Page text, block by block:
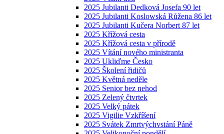
2025 Jubilanti Dedková Josefa 90 let
2025 Jubilanti Koslowská Růžena 86 let
2025 Jubilanti Kučera Norbert 87 let
2025 Křížová cesta
2025 Křížová cesta v přírodě
2025 Vítání nového ministranta
2025 Ukliďme Česko
2025 Školení řidičů
2025 Květná neděle
2025 Senior bez nehod
2025 Zelený čtvrtek
2025 Velký pátek
2025 Vigilie Vzkříšení
2025 Svátek Zmrtvýchvstání Páně